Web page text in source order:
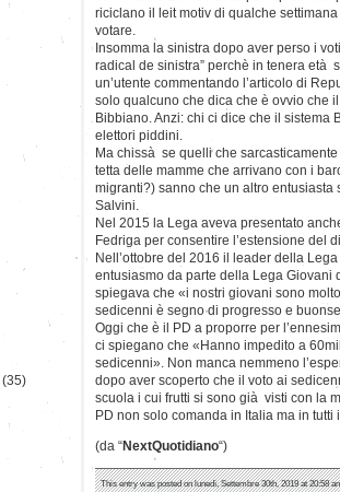
riciclano il leit motiv di qualche
votare.
Insomma la sinistra dopo aver perso i
radical de sinistra” perchè in tenera età
un’utente commentando l’articolo di
solo qualcuno che dica che è ovvio che
Bibbiano. Anzi: chi ci dice che il
elettori piddini.
Ma chissà se quelli che
tetta delle mamme che arrivano con i
migranti?) sanno che un altro
Salvini.
Nel 2015 la Lega aveva presentato
Fedriga per consentire l’estensione del
Nell’ottobre del 2016 il leader della
entusiasmo da parte della Lega
spiegava che «i nostri giovani sono
sedicenni è segno di progresso e
Oggi che è il PD a proporre per
ci spiegano che «Hanno impedito a
sedicenni». Non manca nemmeno
dopo aver scoperto che il voto ai
scuola i cui frutti si sono già visti con la
PD non solo comanda in Italia ma in
(da “NextQuotidiano“)
This entry was posted on lunedì, Settembre 30th, 2019 at 20:58
(35)